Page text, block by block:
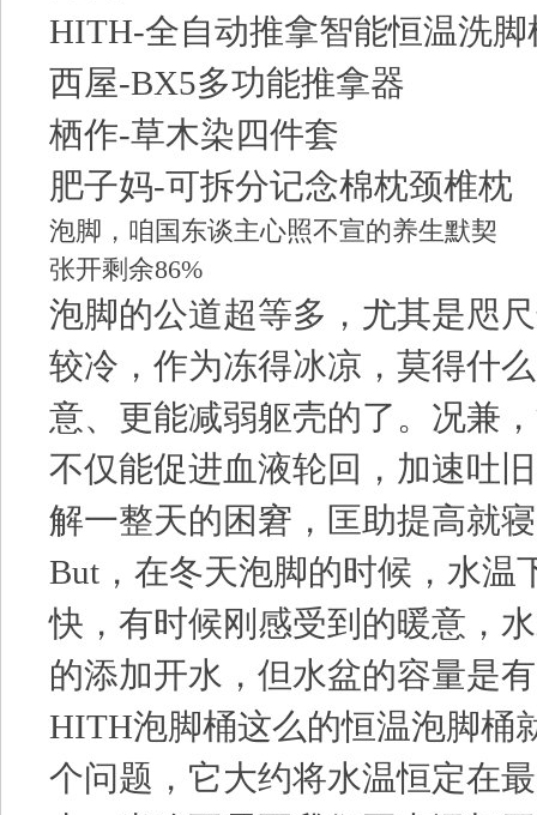
HITH-全自动推拿智能恒温洗脚
西屋-BX5多功能推拿器
栖作-草木染四件套
肥子妈-可拆分记念棉枕颈椎枕
泡脚，咱国东谈主心照不宣的养生默契
张开剩余86%
泡脚的公道超等多，尤其是咫
较冷，作为冻得冰凉，莫得什
意、更能减弱躯壳的了。况兼
不仅能促进血液轮回，加速吐
解一整天的困窘，匡助提高就
But，在冬天泡脚的时候，水温
快，有时候刚感受到的暖意，
的添加开水，但水盆的容量是
HITH泡脚桶这么的恒温泡脚桶
个问题，它大约将水温恒定在